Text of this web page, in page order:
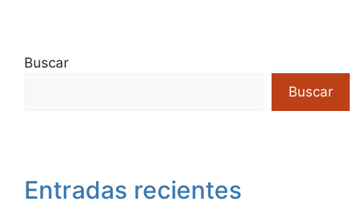
Buscar
Buscar
Entradas recientes